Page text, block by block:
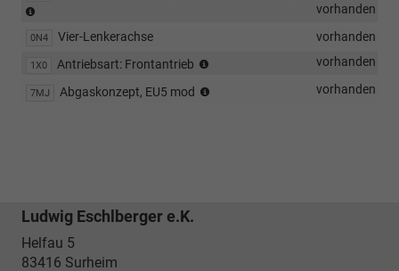
vorhanden
0N4 Vier-Lenkerachse vorhanden
1X0 Antriebsart: Frontantrieb vorhanden
7MJ Abgaskonzept, EU5 mod vorhanden
Ludwig Eschlberger e.K.
Helfau 5
83416 Surheim